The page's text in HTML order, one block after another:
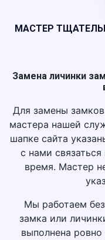
МАСТЕР
Замена личинки
Для замены
мастера нашей
шапке сайта
с нами
время. Мастер
Мы работаем
замка или
выполнена ровно